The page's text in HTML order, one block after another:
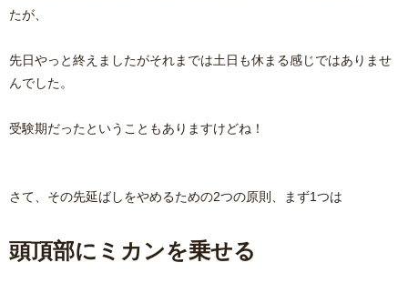
たが、
先日やっと終えましたがそれまでは土日も休まる感じではありませ
んでした。
受験期だったということもありますけどね！
さて、その先延ばしをやめるための2つの原則、まず1つは
頭頂部にミカンを乗せる